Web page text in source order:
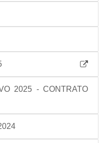
2025 - CONTRATO